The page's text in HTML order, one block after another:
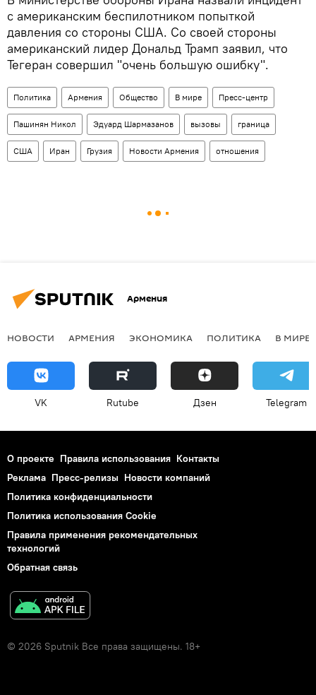
с американским беспилотником попыткой
давления со стороны США. Со своей стороны
американский лидер Дональд Трамп заявил, что
Тегеран совершил "очень большую ошибку".
Политика Армения Общество В мире Пресс-центр
Пашинян Никол Эдуард Шармазанов вызовы граница
США Иран Грузия Новости Армения отношения
Армения
НОВОСТИ АРМЕНИЯ ЭКОНОМИКА ПОЛИТИКА В МИРЕ
VK Rutube Дзен Telegram
О проекте Правила использования Контакты
Реклама Пресс-релизы Новости компаний
Политика конфиденциальности
Политика использования Cookie
Правила применения рекомендательных
технологий
Обратная связь
© 2026 Sputnik Все права защищены. 18+